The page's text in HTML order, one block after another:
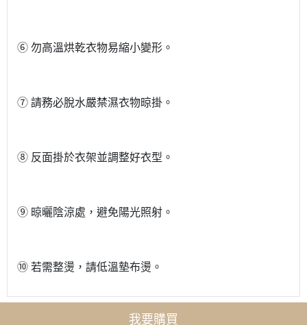
⑥ 勿高溫烘乾衣物易縮小變形。
⑦ 請務必脫水嚴禁濕衣物晾掛。
⑧ 反面掛於衣架並調整好衣型。
⑨ 晾曬陰涼處，避免陽光照射。
⑩ 若需整燙，請低溫墊布燙。
我要購買